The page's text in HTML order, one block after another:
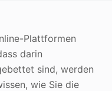
Plattformen
darin
sind, werden
wie Sie die